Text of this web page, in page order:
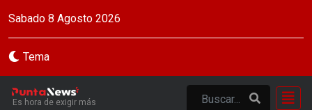
Sabado 8 Agosto 2026
Tema
Es hora de exigir más